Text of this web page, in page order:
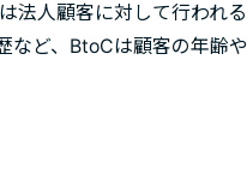
法人顧客に対して行われ
など、BtoCは顧客の年齢